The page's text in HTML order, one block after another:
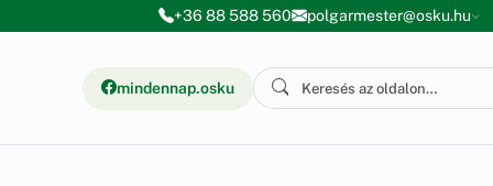
+36 88 588 560 polgarmester@osku.hu
mindennap.osku